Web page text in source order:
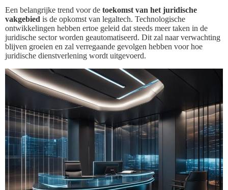
Een belangrijke trend voor de toekomst van het juridische
vakgebied is de opkomst van legaltech. Technologische
ontwikkelingen hebben ertoe geleid dat steeds meer taken in de
juridische sector worden geautomatiseerd. Dit zal naar verwachting
blijven groeien en zal verregaande gevolgen hebben voor hoe
juridische dienstverlening wordt uitgevoerd.